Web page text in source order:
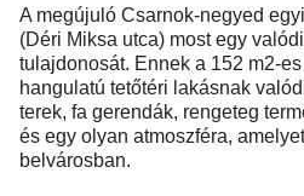
A megújuló Csarnok-negyed
(Déri Miksa utca) most egy
tulajdonosát. Ennek a 152 m2-
hangulatú tetőtéri lakásnak
terek, fa gerendák, rengeteg
és egy olyan atmoszféra,
belvárosban.